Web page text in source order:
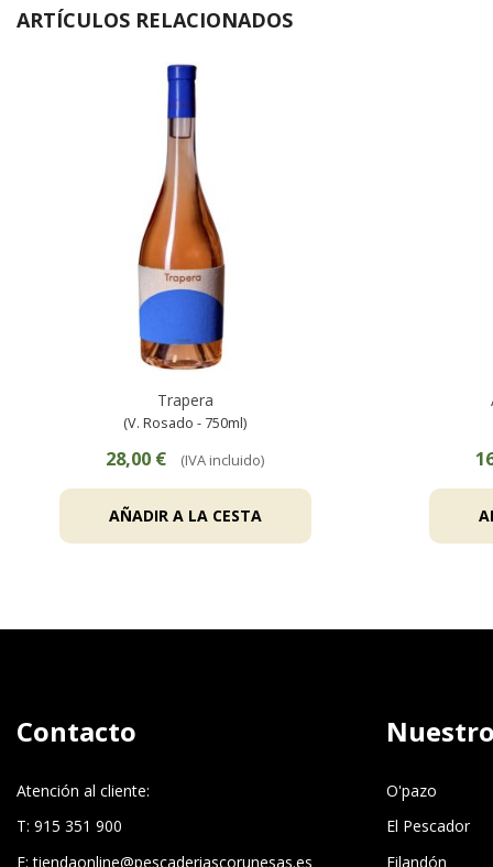
ARTÍCULOS RELACIONADOS
Trapera
(V. Rosado - 750ml)
28,00 € (IVA incluido)
AÑADIR A LA CESTA
Contacto
Atención al cliente:
T: 915 351 900
E:tiendaonline@pescaderiascorunesas.es
O'pazo
El Pescador
Filandón